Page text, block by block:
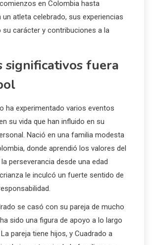
en Colombia hasta
atleta celebrado, sus experiencias
su carácter y contribuciones a la
significativos fuera
ha experimentado varios eventos
su vida que han influido en su
Nació en una familia modesta
donde aprendió los valores del
perseverancia desde una edad
le inculcó un fuerte sentido de
se casó con su pareja de mucho
sido una figura de apoyo a lo largo
pareja tiene hijos, y Cuadrado a